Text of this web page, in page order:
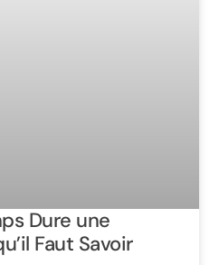
Dure une
Faut Savoir